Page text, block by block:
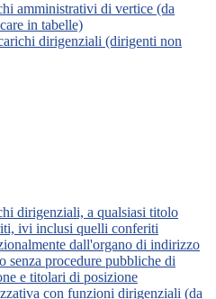
amministrativi di vertice (da
in tabelle)
dirigenziali (dirigenti non
dirigenziali, a qualsiasi titolo
ivi inclusi quelli conferiti
dall'organo di indirizzo
senza procedure pubbliche di
e titolari di posizione
con funzioni dirigenziali (da